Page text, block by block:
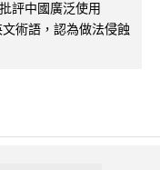
評中國廣泛使用
術語，認為做法侵蝕